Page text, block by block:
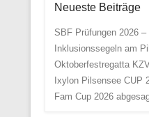
Neueste Beiträge
SBF Prüfungen 2026
Inklusionssegeln am
Oktoberfestregatta
Ixylon Pilsensee CUP
Fam Cup 2026